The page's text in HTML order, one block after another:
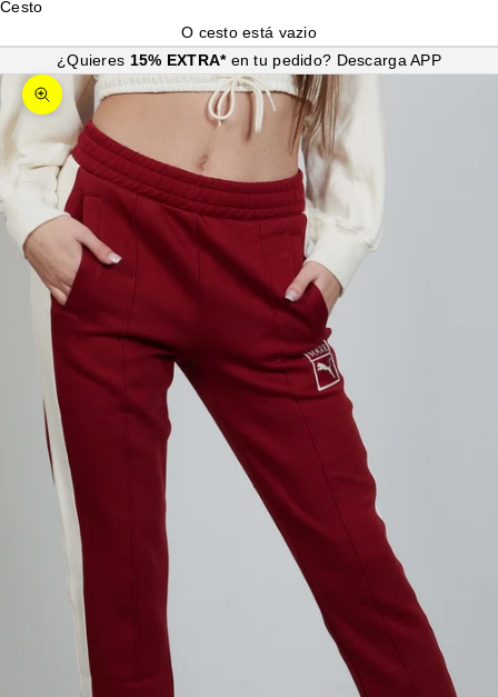
Cesto
O cesto está vazio
¿Quieres 15% EXTRA* en tu pedido? Descarga APP
Ampliar